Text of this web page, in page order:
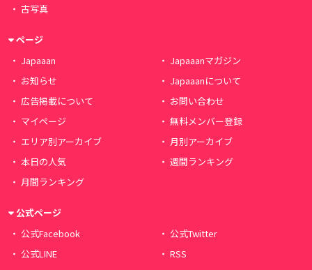
古写真
ページ
Japaaan
Japaaanマガジン
お知らせ
Japaaanについて
広告掲載について
お問い合わせ
マイページ
無料メンバー登録
エリア別アーカイブ
月別アーカイブ
本日の人気
週間ランキング
月間ランキング
公式ページ
公式Facebook
公式Twitter
公式LINE
RSS